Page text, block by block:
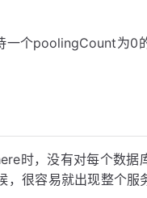
个poolingCount为0
时，没有对每个数据
很容易就出现整个服